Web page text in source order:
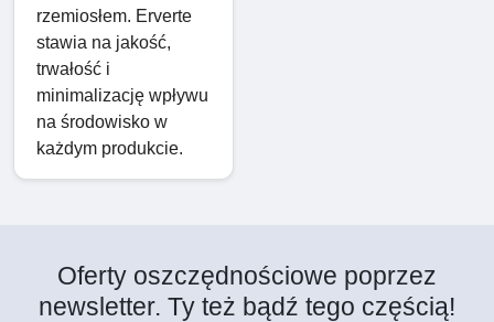
rzemiosłem. Erverte
stawia na jakość,
trwałość i
minimalizację wpływu
na środowisko w
każdym produkcie.
Oferty oszczędnościowe poprzez
newsletter. Ty też bądź tego częścią!